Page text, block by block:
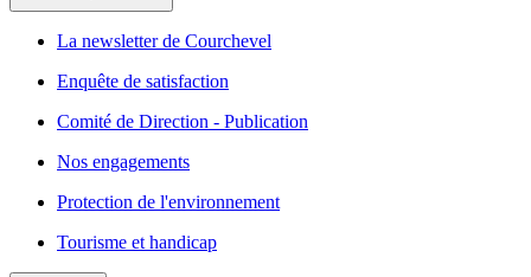
La newsletter de Courchevel
Enquête de satisfaction
Comité de Direction - Publication
Nos engagements
Protection de l'environnement
Tourisme et handicap